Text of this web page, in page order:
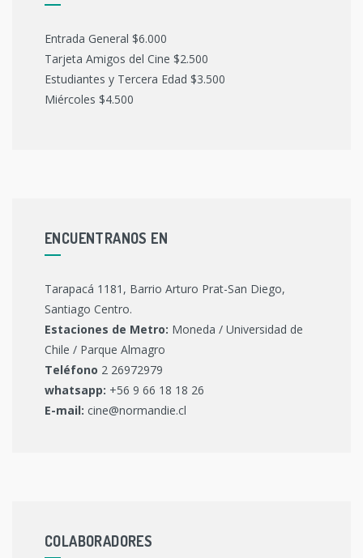
Entrada General $6.000
Tarjeta Amigos del Cine $2.500
Estudiantes y Tercera Edad $3.500
Miércoles $4.500
ENCUENTRANOS EN
Tarapacá 1181, Barrio Arturo Prat-San Diego,
Santiago Centro.
Estaciones de Metro: Moneda / Universidad de
Chile / Parque Almagro
Teléfono 2 26972979
whatsapp: +56 9 66 18 18 26
E-mail: cine@normandie.cl
COLABORADORES